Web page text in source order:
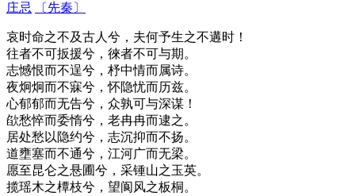
庄忌
〔先秦〕
哀时命之不及古人兮，夫何予生之不遘时！
往者不可扳援兮，徠者不可与期。
志憾恨而不逞兮，杼中情而属诗。
夜炯炯而不寐兮，怀隐忧而历兹。
心郁郁而无告兮，众孰可与深谋！
欿愁悴而委惰兮，老冉冉而逮之。
居处愁以隐约兮，志沉抑而不扬。
道壅塞而不通兮，江河广而无梁。
愿至昆仑之悬圃兮，采锺山之玉英。
揽瑶木之橝枝兮，望阆风之板桐。